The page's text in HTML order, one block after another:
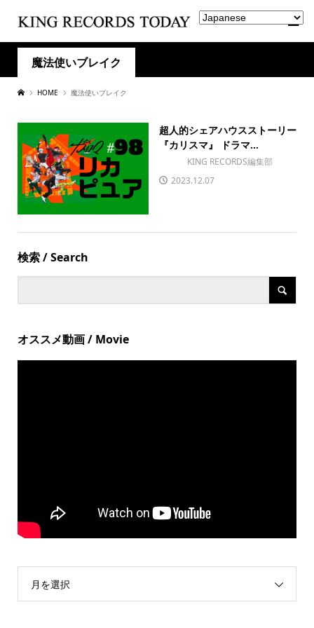
魔法使いブレイク
HOME 魔法使いブレイク
超人的シェアハウスストーリー
『カリスマ』 ドラマ...
KING RECORDS編集部
2023.12.07
検索 / Search
オススメ動画 / Movie
月を選択